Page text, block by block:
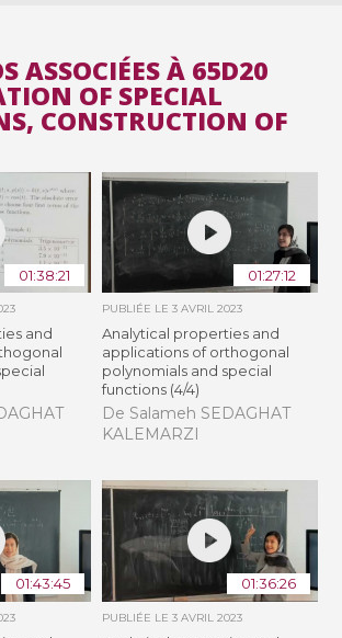
ASSOCIÉES À 65D20
OF SPECIAL
CONSTRUCTION OF
01:38:21
and
01:27:12
PUBLIÉE LE 3 AVRIL 2023
Analytical properties and
applications of orthogonal
polynomials and special
functions (4/4)
De Salameh SEDAGHAT
KALEMARZI
01:43:45 01:36:26
PUBLIÉE LE 3 AVRIL 2023